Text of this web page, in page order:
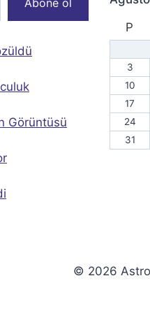
Abone ol
Görüntüsü
P
3
10
17
24
31
© 2026